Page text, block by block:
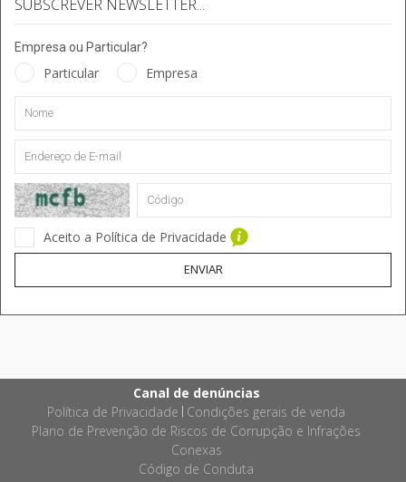
SUBSCREVER NEWSLETTER...
Empresa ou Particular?
Particular Empresa
Aceito a Política de Privacidade
ENVIAR
Canal de denúncias
Política de Privacidade Condições gerais de venda
Plano de Prevenção de Riscos de Corrupção e Infrações
Conexas
Código de Conduta